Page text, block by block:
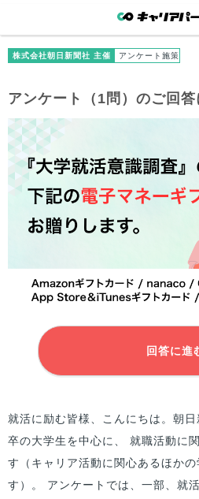
株式会社朝日新聞社 主催 アンケート施策
アンケート（1問）のご回
回答に進
就活に励む皆様
、こんにちは。朝
卒の大学生を中心に、 就職活動に
す（キャリア活動に関心あるほか
す）。 アンケートでは、一部、就